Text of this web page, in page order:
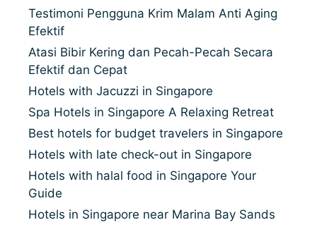
Testimoni Pengguna Krim Malam Anti Aging
Efektif
Atasi Bibir Kering dan Pecah-Pecah Secara
Efektif dan Cepat
Hotels with Jacuzzi in Singapore
Spa Hotels in Singapore A Relaxing Retreat
Best hotels for budget travelers in Singapore
Hotels with late check-out in Singapore
Hotels with halal food in Singapore Your
Guide
Hotels in Singapore near Marina Bay Sands